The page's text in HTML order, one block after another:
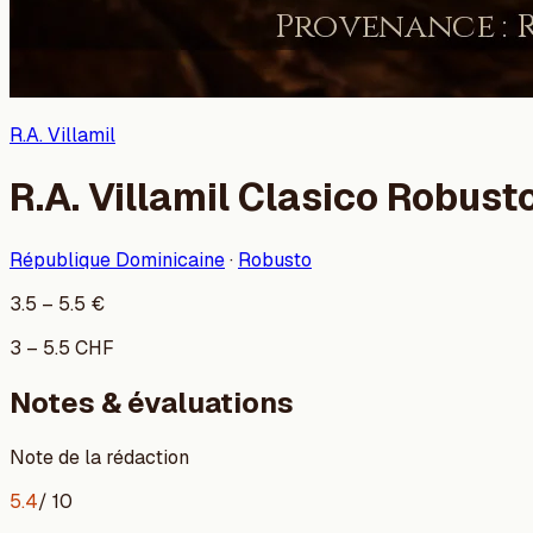
R.A. Villamil
R.A. Villamil Clasico
République Dominicaine· Robusto
3.5 – 5.5 €
3 – 5.5 CHF
Notes & évaluations
Note de la rédaction
5.4/ 10